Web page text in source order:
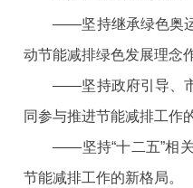
——坚持继承绿色奥
动节能减排绿色发展理念
——坚持政府引导、
同参与推进节能减排工作
——坚持“十二五”相
节能减排工作的新格局。